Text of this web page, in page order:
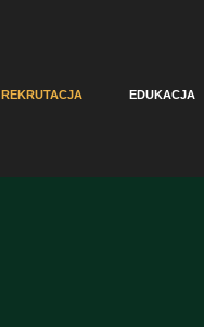
REKRUTACJA EDUKACJA